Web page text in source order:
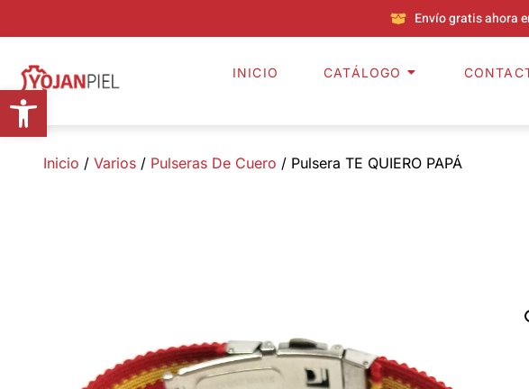
Abrir barra de herramientas
Envío gratis ahora
INICIO CATÁLOGO
Inicio / Varios / Pulseras De Cuero / Pulsera TE QUIERO PAPÁ